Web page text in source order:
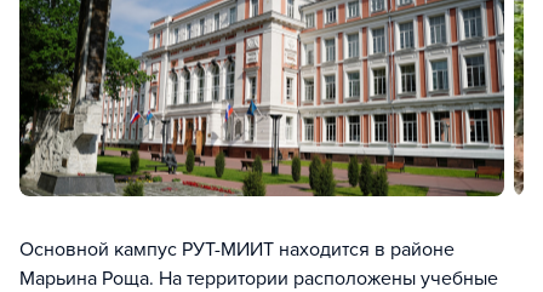
Основной кампус РУТ-МИИТ находится в районе
Марьина Роща. На территории расположены учебные